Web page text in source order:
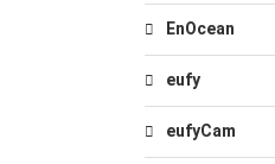
EnOcean
eufy
eufyCam